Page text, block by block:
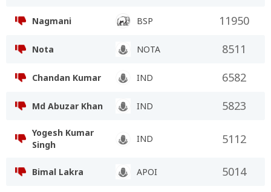
Nagmani BSP 11950
Nota NOTA 8511
Chandan Kumar IND 6582
Md Abuzar Khan IND 5823
Yogesh Kumar
Singh
IND 5112
Bimal Lakra APOI 5014